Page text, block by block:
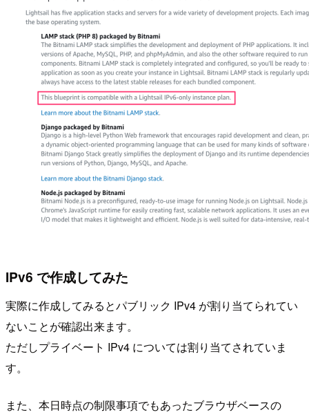
IPv6 で作成してみた
実際に作成してみるとパブリック IPv4 が割り当てられてい
ないことが確認出来ます。
ただしプライベート IPv4 については割り当てされていま
す。
また、本日時点の制限事項でもあったブラウザベースの